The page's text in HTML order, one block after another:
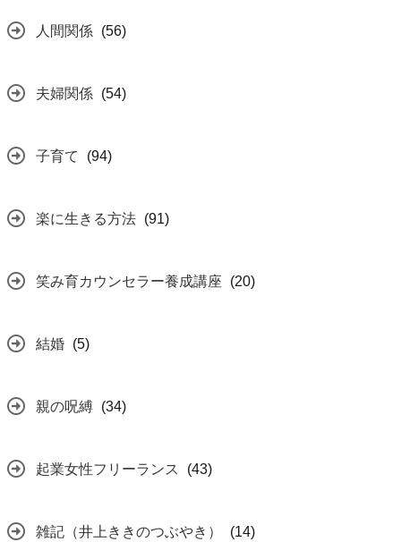
人間関係 (56)
夫婦関係 (54)
子育て (94)
楽に生きる方法 (91)
笑み育カウンセラー養成講座 (20)
結婚 (5)
親の呪縛 (34)
起業女性フリーランス (43)
雑記（井上ききのつぶやき） (14)